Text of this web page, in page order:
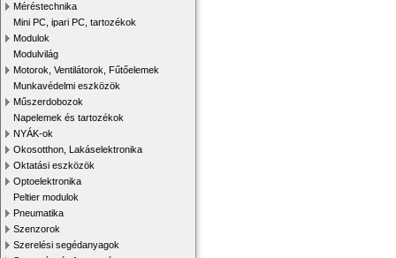
Méréstechnika
Mini PC, ipari PC, tartozékok
Modulok
Modulvilág
Motorok, Ventilátorok, Fűtőelemek
Munkavédelmi eszközök
Műszerdobozok
Napelemek és tartozékok
NYÁK-ok
Okosotthon, Lakáselektronika
Oktatási eszközök
Optoelektronika
Peltier modulok
Pneumatika
Szenzorok
Szerelési segédanyagok